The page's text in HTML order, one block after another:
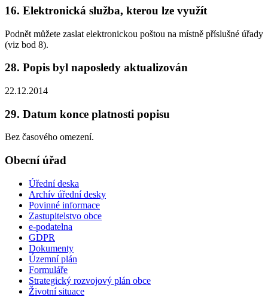
16. Elektronická služba, kterou lze využít
Podnět můžete zaslat elektronickou poštou na místně příslušné úřady
(viz bod 8).
28. Popis byl naposledy aktualizován
22.12.2014
29. Datum konce platnosti popisu
Bez časového omezení.
Obecní úřad
Úřední deska
Archív úřední desky
Povinné informace
Zastupitelstvo obce
e-podatelna
GDPR
Dokumenty
Územní plán
Formuláře
Strategický rozvojový plán obce
Životní situace